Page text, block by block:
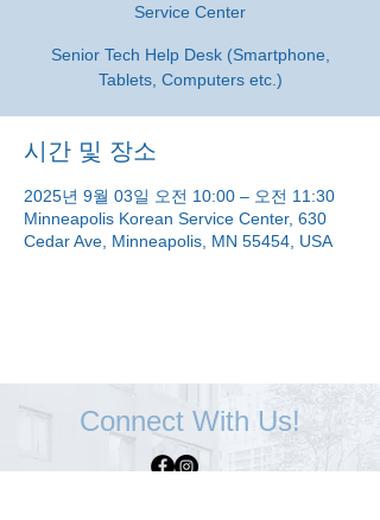
Service Center
Senior Tech Help Desk (Smartphone,
Tablets, Computers etc.)
시간 및 장소
2025년 9월 03일 오전 10:00 – 오전 11:30
Minneapolis Korean Service Center, 630
Cedar Ave, Minneapolis, MN 55454, USA
Connect With Us!